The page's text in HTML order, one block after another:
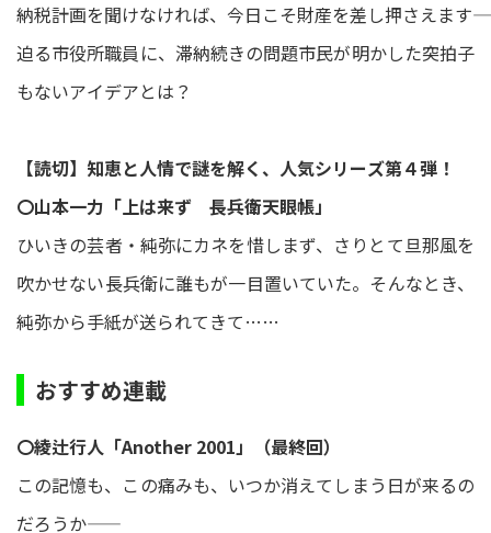
納税計画を聞けなければ、今日こそ財産を差し押さえます――
迫る市役所職員に、滞納続きの問題市民が明かした突拍子
もないアイデアとは？
【読切】知恵と人情で謎を解く、人気シリーズ第４弾！
〇山本一力「上は来ず 長兵衛天眼帳」
ひいきの芸者・純弥にカネを惜しまず、さりとて旦那風を
吹かせない長兵衛に誰もが一目置いていた。そんなとき、
純弥から手紙が送られてきて……
おすすめ連載
〇綾辻行人「Another 2001」（最終回）
この記憶も、この痛みも、いつか消えてしまう日が来るの
だろうか――